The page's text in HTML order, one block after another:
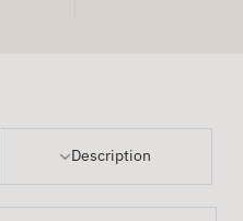
Description